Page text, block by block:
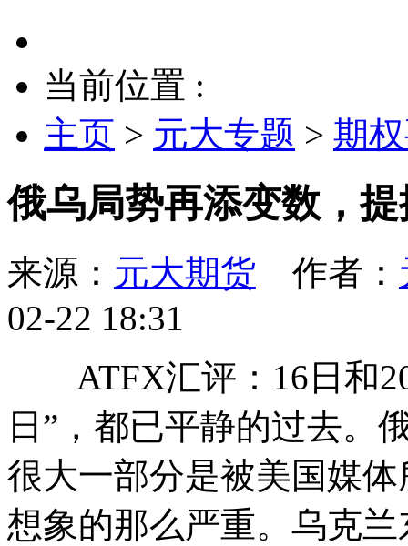
当前位置 :
主页 > 元大专题 > 期
俄乌局势再添变数，
来源： 元大期货 作者：
02-22 18:31
ATFX汇评：16日和20
日”，都已平静的过去。
很大一部分是被美国媒
想象的那么严重。乌克